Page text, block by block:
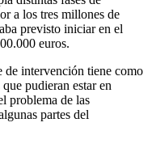
a los tres millones de
previsto iniciar en el
euros.
de intervención tiene como
pudieran estar en
problema de las
partes del